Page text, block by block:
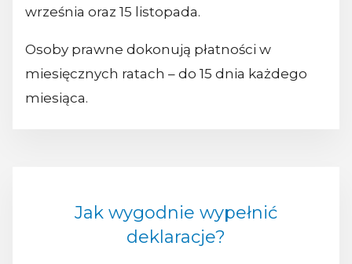
września oraz 15 listopada.
Osoby prawne dokonują płatności w
miesięcznych ratach – do 15 dnia każdego
miesiąca.
Jak wygodnie wypełnić
deklaracje?